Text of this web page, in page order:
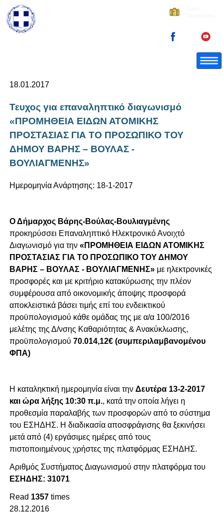
18.01.2017
Τευχος για επαναληπτικό διαγωνισμό
«ΠΡΟΜΗΘΕΙΑ ΕΙΔΩΝ ΑΤΟΜΙΚΗΣ
ΠΡΟΣΤΑΣΙΑΣ ΓΙΑ ΤΟ ΠΡΟΣΩΠΙΚΟ ΤΟΥ
ΔΗΜΟΥ ΒΑΡΗΣ – ΒΟΥΛΑΣ -
ΒΟΥΛΙΑΓΜΕΝΗΣ»
Ημερομηνία Ανάρτησης: 18-1-2017
Ο Δήμαρχος Βάρης-Βούλας-Βουλιαγμένης
προκηρύσσει Επαναληπτικό Ηλεκτρονικό Ανοιχτό
Διαγωνισμό για την «ΠΡΟΜΗΘΕΙΑ ΕΙΔΩΝ ΑΤΟΜΙΚΗΣ
ΠΡΟΣΤΑΣΙΑΣ ΓΙΑ ΤΟ ΠΡΟΣΩΠΙΚΟ ΤΟΥ ΔΗΜΟΥ
ΒΑΡΗΣ – ΒΟΥΛΑΣ - ΒΟΥΛΙΑΓΜΕΝΗΣ» με ηλεκτρονικές
προσφορές και με κριτήριο κατακύρωσης την πλέον
συμφέρουσα από οικονομικής άποψης προσφορά
αποκλειστικά βάσει τιμής επί του ενδεικτικού
προϋπολογισμού κάθε ομάδας της με α/α 100/2016
μελέτης της Δ/νσης Καθαριότητας & Ανακύκλωσης,
προϋπολογισμού70.014,12€ (συμπεριλαμβανομένου
ΦΠΑ)
Η καταληκτική ημερομηνία είναι τηνΔευτέρα 13-2-2017
και ώρα λήξης 10:30 π.μ., κατά την οποία λήγει η
προθεσμία παραλαβής των προσφορών από το σύστημα
του ΕΣΗΔΗΣ. Η διαδικασία αποσφράγισης θα ξεκινήσει
μετά από (4) εργάσιμες ημέρες από τους
πιστοποιημένους χρήστες της πλατφόρμας ΕΣΗΔΗΣ.
Αριθμός Συστήματος Διαγωνισμού στην πλατφόρμα του
ΕΣΗΔΗΣ: 31071
Read 1357 times
28.12.2016